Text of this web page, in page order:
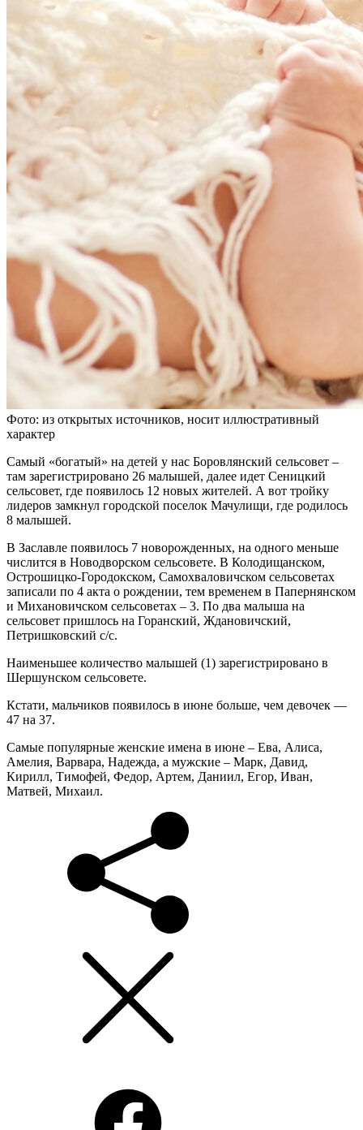
Фото: из открытых источников, носит иллюстративный
характер
Самый «богатый» на детей у нас Боровлянский сельсовет –
там зарегистрировано 26 малышей, далее идет Сеницкий
сельсовет, где появилось 12 новых жителей. А вот тройку
лидеров замкнул городской поселок Мачулищи, где родилось
8 малышей.
В Заславле появилось 7 новорожденных, на одного меньше
числится в Новодворском сельсовете. В Колодищанском,
Острошицко-Городокском, Самохваловичском сельсоветах
записали по 4 акта о рождении, тем временем в Папернянском
и Михановичском сельсоветах – 3. По два малыша на
сельсовет пришлось на Горанский, Ждановичский,
Петришковский с/с.
Наименьшее количество малышей (1) зарегистрировано в
Шершунском сельсовете.
Кстати, мальчиков появилось в июне больше, чем девочек —
47 на 37.
Самые популярные женские имена в июне – Ева, Алиса,
Амелия, Варвара, Надежда, а мужские – Марк, Давид,
Кирилл, Тимофей, Федор, Артем, Даниил, Егор, Иван,
Матвей, Михаил.